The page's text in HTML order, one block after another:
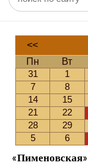
<<
Пн
Вт
31
1
7
8
14
15
21
22
28
29
5
6
«Пименовская»